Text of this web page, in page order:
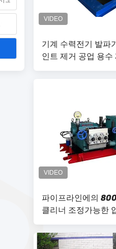
기계 수력전기 발파
인트 제거 공업 용수
파이프라인에의
클리너 조정가능한
다